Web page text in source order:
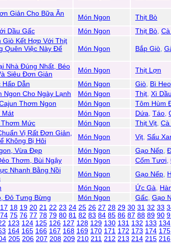
Giản Cho Bữa Ăn
Món Ngon Thịt Bò
Dầu Gấc Món Ngon Thịt Bò
Kết Hợp Với Thịt
Quên Việc Này Để
Món Ngon Bắp Giò
Nhà Đúng Nhất, Béo
Siêu Đơn Giản
Món Ngon Thịt Lợn
Dẫn Món Ngon Giò Bì Heo
Ngon Cho Ngày Lạnh Món Ngon Thịt Xì Dầu
Thơm Ngon Món Ngon Tôm Hùm
Mát Món Ngon Dứa Táo
Thơm Mức Món Ngon Thịt Vịt Cà
Vị Rất Đơn Giản,
Không Bị Hôi
Món Ngon Vịt Sấu
Vừa Đẹp Món Ngon Gạo Nếp
Thơm, Bùi Ngậy Món Ngon Cốm Tươi
Nhanh Bằng Nồi
Món Ngon Gạo Nếp
Món Ngon Ức Gà
Đỏ Tưng Bừng Món Ngon Gấc Gạo
17 18 19 20 21 22 23 24 25 26 27 28 29 30 31 32 33
74 75 76 77 78 79 80 81 82 83 84 85 86 87 88 89 90
123 124 125 126 127 128 129 130 131 132 133 134
164 165 166 167 168 169 170 171 172 173 174 175
205 206 207 208 209 210 211 212 213 214 215 216